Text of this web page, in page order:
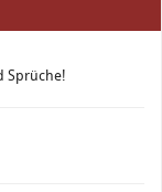
Sprüche!